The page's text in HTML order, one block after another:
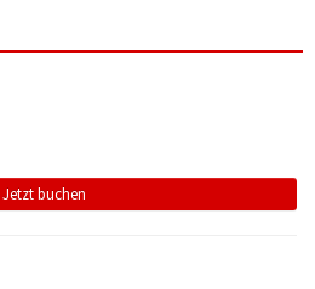
Jetzt buchen